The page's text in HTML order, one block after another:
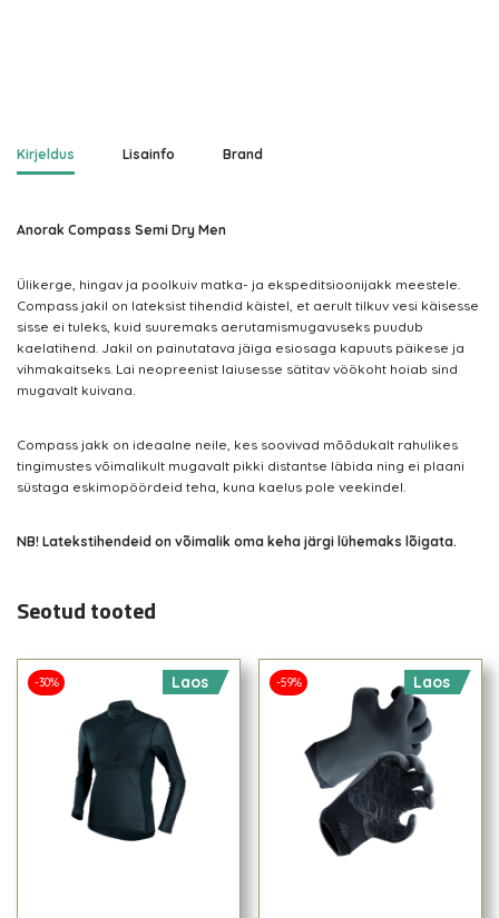
Kirjeldus Lisainfo Brand
Anorak Compass Semi Dry Men
Ülikerge, hingav ja poolkuiv matka- ja ekspeditsioonijakk meestele.
Compass jakil on lateksist tihendid käistel, et aerult tilkuv vesi käisesse
sisse ei tuleks, kuid suuremaks aerutamismugavuseks puudub
kaelatihend. Jakil on painutatava jäiga esiosaga kapuuts päikese ja
vihmakaitseks. Lai neopreenist laiusesse sätitav vöökoht hoiab sind
mugavalt kuivana.
Compass jakk on ideaalne neile, kes soovivad mõõdukalt rahulikes
tingimustes võimalikult mugavalt pikki distantse läbida ning ei plaani
süstaga eskimopöördeid teha, kuna kaelus pole veekindel.
NB! Latekstihendeid on võimalik oma keha järgi lühemaks lõigata.
Seotud tooted
-30% Laos -59% Laos